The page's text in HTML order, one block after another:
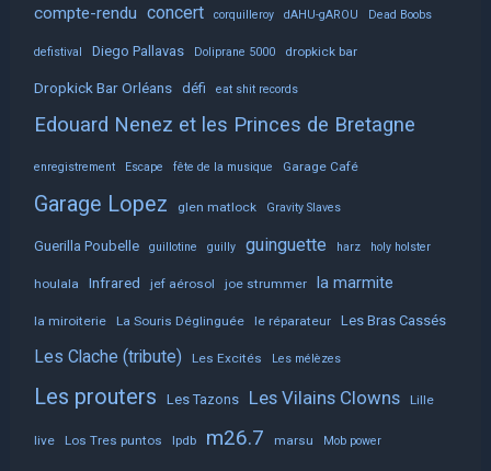
compte-rendu concert corquilleroy dAHU-gAROU Dead Boobs
defistival Diego Pallavas Doliprane 5000 dropkick bar
Dropkick Bar Orléans défi eat shit records
Edouard Nenez et les Princes de Bretagne
enregistrement Escape fête de la musique Garage Café
Garage Lopez glen matlock Gravity Slaves
Guerilla Poubelle guillotine guilly guinguette harz holy holster
houlala Infrared jef aérosol joe strummer la marmite
la miroiterie La Souris Déglinguée le réparateur Les Bras Cassés
Les Clache (tribute) Les Excités Les mélèzes
Les prouters Les Tazons Les Vilains Clowns Lille
live Los Tres puntos lpdb m26.7 marsu Mob power